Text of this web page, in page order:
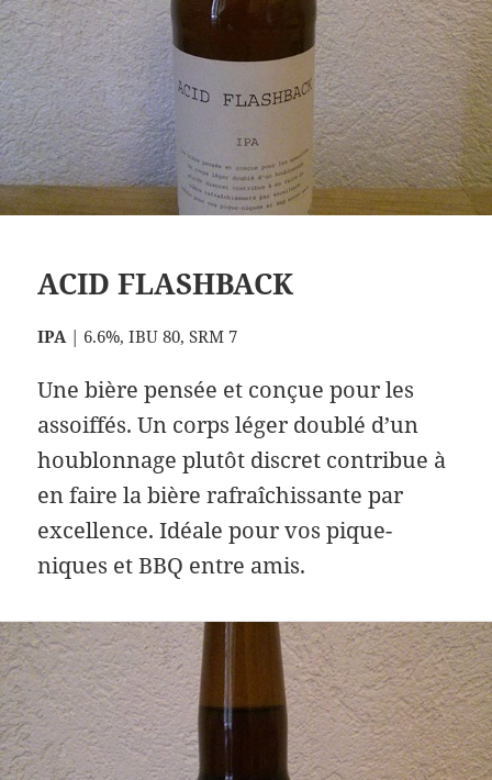
ACID FLASHBACK
IPA | 6.6%, IBU 80, SRM 7
Une bière pensée et conçue pour les
assoiffés. Un corps léger doublé d’un
houblonnage plutôt discret contribue à
en faire la bière rafraîchissante par
excellence. Idéale pour vos pique-
niques et BBQ entre amis.